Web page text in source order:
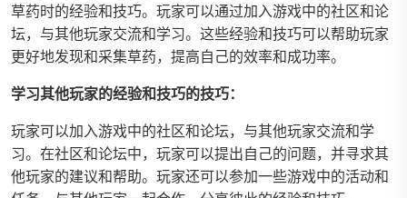
草药时的经验和技巧。玩家可以通过加入游戏中的社区和论
坛，与其他玩家交流和学习。这些经验和技巧可以帮助玩家
更好地发现和采集草药，提高自己的效率和成功率。
学习其他玩家的经验和技巧的技巧：
玩家可以加入游戏中的社区和论坛，与其他玩家交流和学
习。在社区和论坛中，玩家可以提出自己的问题，并寻求其
他玩家的建议和帮助。玩家还可以参加一些游戏中的活动和